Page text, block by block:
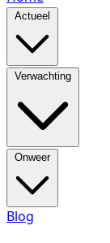
Actueel
Verwachting
Onweer
Blog